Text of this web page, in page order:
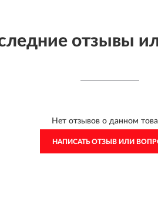
отзывы
Нет отзывов о данном
НАПИСАТЬ ОТЗЫВ ИЛИ